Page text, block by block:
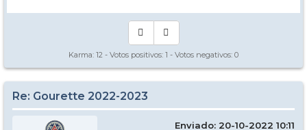
Karma: 12 - Votos positivos: 1 - Votos negativos: 0
Re: Gourette 2022-2023
Enviado: 20-10-2022 10:11